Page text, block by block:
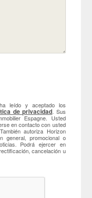
leído y aceptado los
de privacidad. Sus
Espagne. Usted
en contacto con usted
autoriza Horizon
general, promocional o
Podrá ejercer en
cancelación u